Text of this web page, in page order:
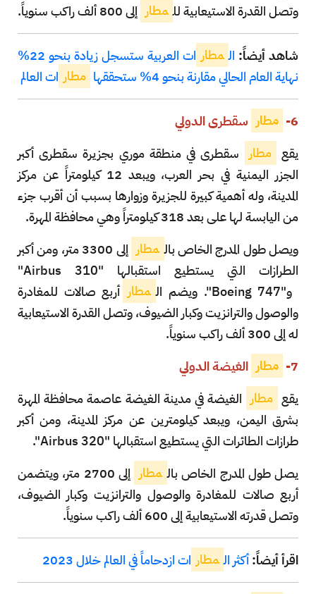
وتصل القدرة الاستيعابية لل مطار إلى 800 ألف راكب سنوياً.
شاهد أيضاً: ال مطار
ات العربية ستسجل زيادة بنحو 22%
نهاية العام الحالي مقارنة بنحو 4% ستحققها
مطار ات العالم
6- مطار سقطرى الدولي
يقع مطار سقطرى في منطقة موري بجزيرة سقطرى أكبر
الجزر اليمنية في بحر العرب، ويبعد 12 كيلومتراً عن مركز
المدينة، وله أهمية كبيرة للجزيرة وزوارها بسبب أن أقرب جزء
من اليابسة لها على بعد 318 كيلومتراً وهي محافظة المهرة.
ويصل طول المدرج الخاص بال مطار
إلى 3300 متر، ومن أكبر
الطرازات التي يستطيع استقبالها "Airbus 310"
و"Boeing 747". ويضم ال
مطار أربع صالات للمغادرة
والوصول والترانزيت وكبار الضيوف، وتصل القدرة الاستيعابية
له إلى 300 ألف راكب سنوياً.
7-
مطار الغيضة الدولي
يقع مطار الغيضة في مدينة الغيضة عاصمة محافظة المهرة
بشرق اليمن، ويبعد كيلومترين عن مركز المدينة، ومن أكبر
طرازات الطائرات التي يستطيع استقبالها "Airbus 320".
يصل طول المدرج الخاص بال مطار
إلى 2700 متر، ويتضمن
أربع صالات للمغادرة والوصول والترانزيت وكبار الضيوف،
وتصل قدرته الاستيعابية إلى 600 ألف راكب سنوياً.
اقرأ أيضاً:أكثر ال مطار ات ازدحاماً في العالم خلال 2023